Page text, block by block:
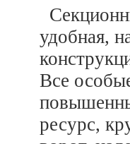
удобная,
Все
ресурс,